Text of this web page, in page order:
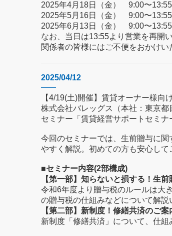
2025年4月18日（金） 9:00〜13:55
2025年5月16日（金） 9:00〜13:55
2025年6月13日（金） 9:00〜13:55
なお、当日は13:55より営業を再開
関係者の皆様にはご不便をおかけ
2025/04/12
【4/19(土)開催】賃貸オーナー様
株式会社バレッグス（本社：東京
セミナー「賃貸経営サポートセミナ
今回のセミナーでは、生前贈与に
やすく解説。初めての方も安心して
■セミナー内容(2部構成)
【第一部】知らないと損する！生
令和6年度より贈与税のルールは大
の贈与税の仕組みなどについて解説
【第二部】新制度！修繕共済のご案
新制度「修繕共済」について、仕組